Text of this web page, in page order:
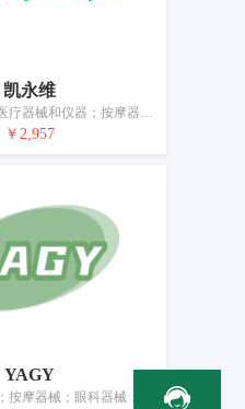
凯永维
健美按摩设备；医疗器械和仪器；按摩器械；针灸针；理疗设备；电子针灸仪；助听器；失眠用催眠枕头；避孕套；矫形用物品
￥2,957
YAGY